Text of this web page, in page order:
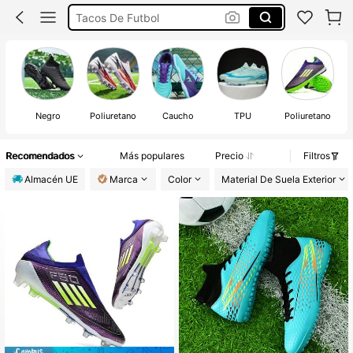
Tacos De Futbol
Botas Futbol
Botas De Fútbol
Negro Poliuretano Caucho TPU Poliuretano
Recomendados Más populares Precio
Filtros
Almacén UE
Marca Color Material De Suela Exterior